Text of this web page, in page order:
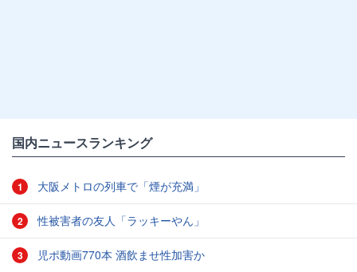
国内ニュースランキング
1 大阪メトロの列車で「煙が充満」
2 性被害者の友人「ラッキーやん」
3 児ポ動画770本 酒飲ませ性加害か